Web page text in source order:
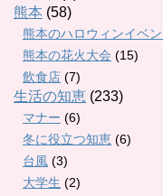
熊本 (58)
熊本のハロウィンイベン
熊本の花火大会 (15)
飲食店 (7)
生活の知恵 (233)
マナー (6)
冬に役立つ知恵 (6)
台風 (3)
大学生 (2)